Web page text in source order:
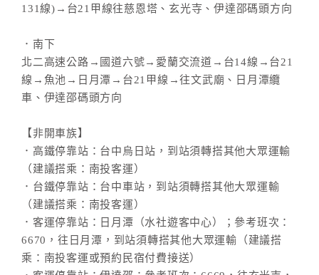
131線)→台21甲線往慈恩塔、玄光寺、伊達邵碼頭方向
．南下
北二高速公路→國道六號→愛蘭交流道→台14線→台21
線→魚池→日月潭→台21甲線→往文武廟、日月潭纜
車、伊達邵碼頭方向
【非開車族】
．高鐵停靠站：台中烏日站，到站須轉搭其他大眾運輸
（建議搭乘：南投客運）
．台鐵停靠站：台中車站，到站須轉搭其他大眾運輸
（建議搭乘：南投客運）
．客運停靠站：日月潭（水社遊客中心）；參考班次：
6670，往日月潭，到站須轉搭其他大眾運輸（建議搭
乘：南投客運或預約民宿付費接送）